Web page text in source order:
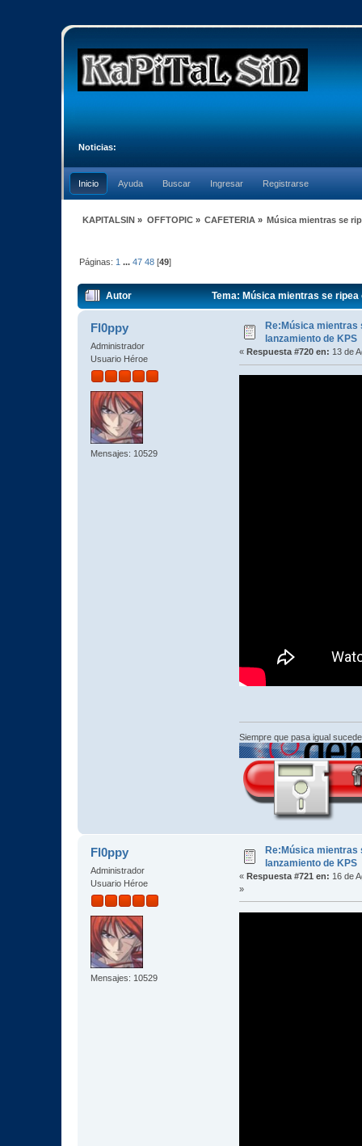
Noticias:
Inicio Ayuda Buscar Ingresar Registrarse
KAPITALSIN » OFFTOPIC» CAFETERIA» Música mientras se
Páginas: 1 ...47 48 [49]
Autor Tema: Música mientras se
Fl0ppy
Administrador
Usuario Héroe
Mensajes: 10529
Re:Música mientras
lanzamiento de KPS
« Respuesta #720 en: 13 de
Siempre que pasa igual
Fl0ppy
Administrador
Usuario Héroe
Mensajes: 10529
Re:Música mientras
lanzamiento de KPS
« Respuesta #721 en: 16 de
»